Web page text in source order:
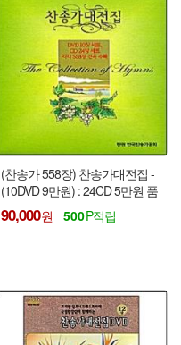
(찬송가 558장) 찬송가대전집 -
(10DVD 9만원) : 24CD 5만원 품
절 !!!
90,000 500